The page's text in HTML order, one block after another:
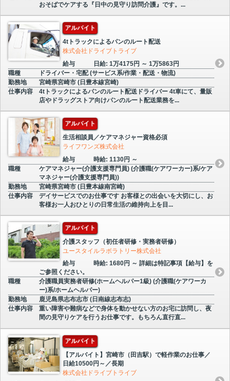
おそばでケアする『日中の見守り訪問介護』です。...
アルバイト
4tトラックによるパンのルート配送
株式会社ドライブトライブ
給与
日給: 1万4175円 ～ 1万5863円
職種
ドライバー・宅配 (サービス系/作業・配送・物流)
勤務地
宮崎県宮崎市 (日豊本線宮崎)
仕事内容
4tトラックによるパンのルート配送ドライバー 4t車にて、量販
店やドラッグストア向けパンのルート配送業務を...
アルバイト
生活相談員／ケアマネジャー資格必須
ライフワンズ株式会社
給与
時給: 1130円 ～
職種
ケアマネジャー(介護支援専門員) (介護職(ケアワーカー)系/ケア
マネジャー(介護支援専門員))
勤務地
宮崎県宮崎市 (日豊本線南宮崎)
仕事内容
デイサービスでのお仕事です お客様との出会いを大切にし、お
客様お一人おひとりの日常生活の維持向上を目...
アルバイト
介護スタッフ（初任者研修・実務者研修）
ユースタイルラボラトリー株式会社
給与
時給: 1680円 ～ 詳細は特記事項【給与】を
ご参照ください。
職種
介護職員実務者研修(ホームヘルパー1級) (介護職(ケアワーカ
ー)系/ホームヘルパー)
勤務地
鹿児島県志布志市 (日南線志布志)
仕事内容
重い障害や難病などで身体を動かせない方のお宅に訪問し、夜
間の見守りケアを行うお仕事です。もちろん直行直...
アルバイト
【アルバイト】宮崎市（田吉駅）で軽作業のお仕事／
日給10500円～／長期
株式会社ドライブトライブ